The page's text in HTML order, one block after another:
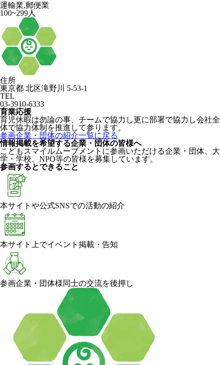
運輸業,郵便業
100~299人
住所
東京都 北区滝野川 5-53-1
TEL
03-3910-6333
育業応援
育児休暇は勿論の事、チームで協力し更に部署で協力し会社全
体で協力体制を推進して参ります。
参画企業・団体の紹介一覧に戻る
情報掲載を希望する企業・団体の皆様へ
こどもスマイルムーブメントに参画いただける企業・団体、大
学・学校、NPO等の皆様を募集しています。
参画するとできること
本サイトや公式SNSでの活動の紹介
本サイト上でイベント掲載・告知
参画企業・団体様同士の交流を後押し